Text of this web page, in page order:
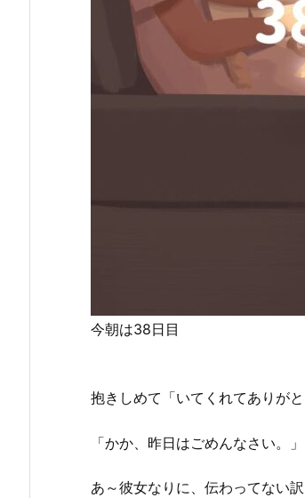
今朝は38日目
抱きしめて「いてくれてありが
「かか、昨日はごめんなさい。」
あ～彼女なりに、伝わってない